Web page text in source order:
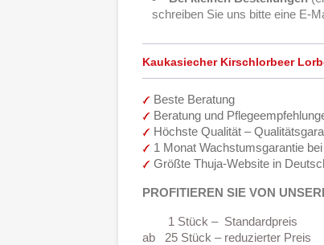
schreiben Sie uns bitte eine E-
Kaukasiecher Kirschlorbeer
Beste Beratung
Beratung und
Höchste Qualität –
1 Monat Wachstumsgarantie
Größte Thuja-Website in
PROFITIEREN SIE VON
1 Stück – Standardpreis
ab 25 Stück – reduzierter Preis